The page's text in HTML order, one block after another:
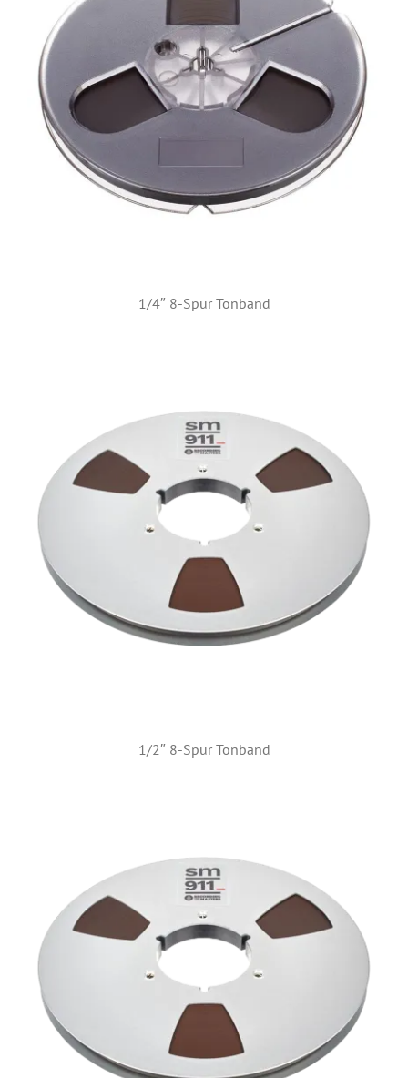
1/4″ 8-Spur Tonband
1/2″ 8-Spur Tonband